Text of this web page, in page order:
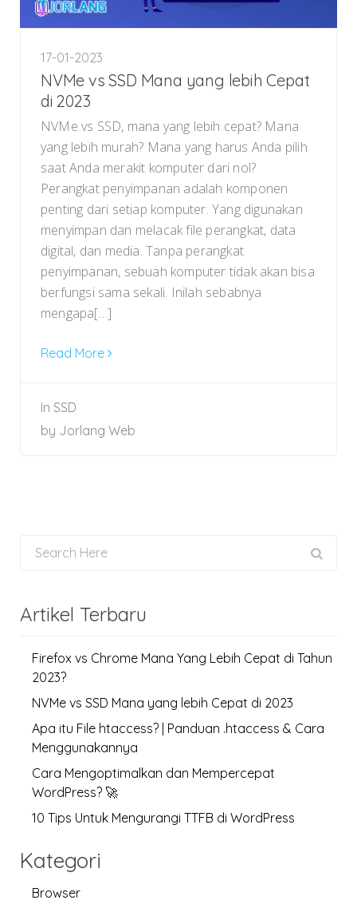
17-01-2023
NVMe vs SSD Mana yang lebih Cepat
di 2023
NVMe vs SSD, mana yang lebih cepat? Mana
yang lebih murah? Mana yang harus Anda pilih
saat Anda merakit komputer dari nol?
Perangkat penyimpanan adalah komponen
penting dari setiap komputer. Yang digunakan
menyimpan dan melacak file perangkat, data
digital, dan media. Tanpa perangkat
penyimpanan, sebuah komputer tidak akan bisa
berfungsi sama sekali. Inilah sebabnya
mengapa[…]
Read More
In SSD
by Jorlang Web
Artikel Terbaru
Firefox vs Chrome Mana Yang Lebih Cepat di Tahun
2023?
NVMe vs SSD Mana yang lebih Cepat di 2023
Apa itu File htaccess? | Panduan .htaccess & Cara
Menggunakannya
Cara Mengoptimalkan dan Mempercepat
WordPress? 🚀
10 Tips Untuk Mengurangi TTFB di WordPress
Kategori
Browser